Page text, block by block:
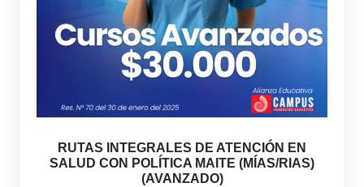
RUTAS INTEGRALES DE ATENCIÓN EN
SALUD CON POLÍTICA MAITE (MÍAS/RIAS)
(AVANZADO)